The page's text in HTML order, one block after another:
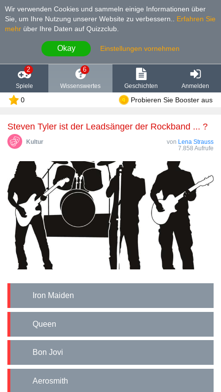
Wir verwenden Cookies und sammeln einige Informationen über
Sie, um Ihre Nutzung unserer Website zu verbessern.
Erfahren Sie
mehr über Ihre Daten auf Quizzclub.
Okay Einstellungen vornehmen
2
Spiele
6
Wissenswertes Geschichten Anmelden
0 Probieren Sie Booster aus
Steven Tyler ist der Leadsänger der Rockband ... ?
Kultur von Lena Strauss
7.858 Aufrufe
Iron Maiden
Queen
Bon Jovi
Aerosmith